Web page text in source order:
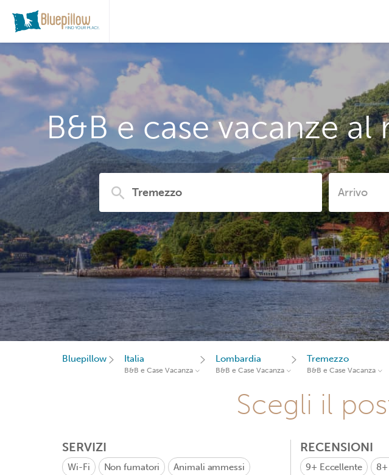
B&B e case vacanze
Bluepillow Italia
B&B e Case Vacanza
Lombardia
B&B e Case Vacanza
Tremezzo
B&B e Case Vacanza
Scegli il
SERVIZI
Wi-Fi Non fumatori Animali ammessi
RECENSIONI
9+ Eccellente 8+